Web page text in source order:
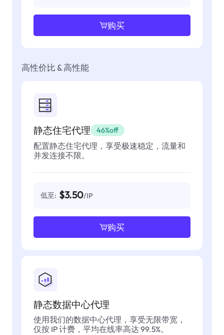
购买
高性价比 & 高性能
静态住宅代理 46%off
配置静态住宅代理，享受极速稳定，流量和
并发连接不限。
低至: $3.50/IP
购买
静态数据中心代理
使用我们的数据中心代理，享受无限带宽，
仅按 IP 计费，平均在线率高达 99.5%。